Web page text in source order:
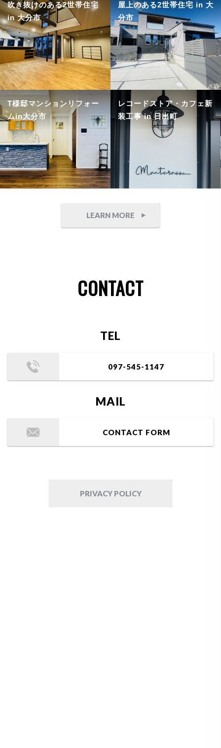
吹き抜けのある2世帯住宅
in 大分市
屋上のある2世帯住宅 in 大
分市
T様邸マンションリフォー
ムin大分市
レコードストア・カフェ新
装工事 in 日出町
LEARN MORE
CONTACT
TEL
097-545-1147
MAIL
CONTACT FORM
PRIVACY POLICY